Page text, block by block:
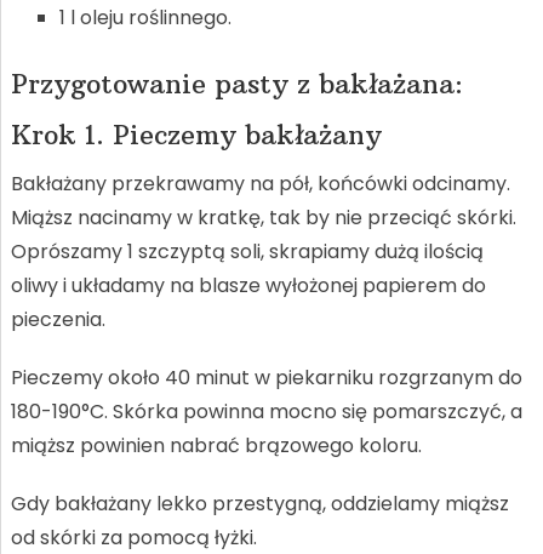
1 l oleju roślinnego.
Przygotowanie pasty z bakłażana:
Krok 1. Pieczemy bakłażany
Bakłażany przekrawamy na pół, końcówki odcinamy.
Miąższ nacinamy w kratkę, tak by nie przeciąć skórki.
Oprószamy 1 szczyptą soli, skrapiamy dużą ilością
oliwy i układamy na blasze wyłożonej papierem do
pieczenia.
Pieczemy około 40 minut w piekarniku rozgrzanym do
180-190°C. Skórka powinna mocno się pomarszczyć, a
miąższ powinien nabrać brązowego koloru.
Gdy bakłażany lekko przestygną, oddzielamy miąższ
od skórki za pomocą łyżki.